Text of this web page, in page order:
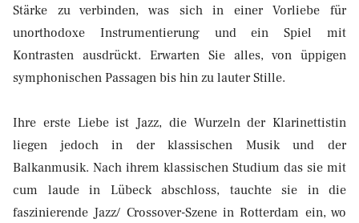
Stärke zu verbinden, was sich in einer Vorliebe für
unorthodoxe Instrumentierung und ein Spiel mit
Kontrasten ausdrückt. Erwarten Sie alles, von üppigen
symphonischen Passagen bis hin zu lauter Stille.
Ihre erste Liebe ist Jazz, die Wurzeln der Klarinettistin
liegen jedoch in der klassischen Musik und der
Balkanmusik. Nach ihrem klassischen Studium das sie mit
cum laude in Lübeck abschloss, tauchte sie in die
faszinierende Jazz/ Crossover-Szene in Rotterdam ein, wo